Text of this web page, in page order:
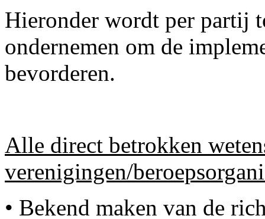
Hieronder wordt per partij
ondernemen om de
bevorderen.
Alle direct betrokken
verenigingen/
• Bekend maken van de